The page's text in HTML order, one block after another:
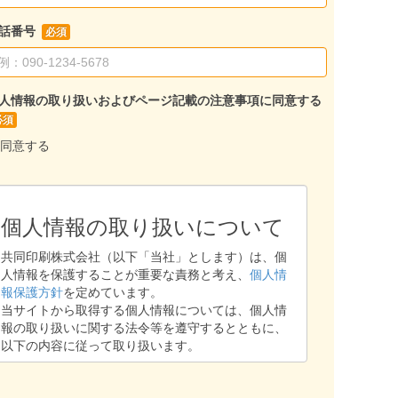
番号
情報の取り扱いおよびページ記載の注意事項に同意する
同意する
個人情報の取り扱いについて
共同印刷株式会社（以下「当社」とします）は、個
人情報を保護することが重要な責務と考え、 個人情
報保護方針を定めています。
当サイトから取得する個人情報については、個人情
報の取り扱いに関する法令等を遵守するとともに、
以下の内容に従って取り扱います。